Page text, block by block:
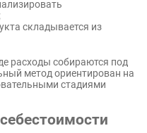
складывается из
расходы собираются под
метод ориентирован на
стадиями